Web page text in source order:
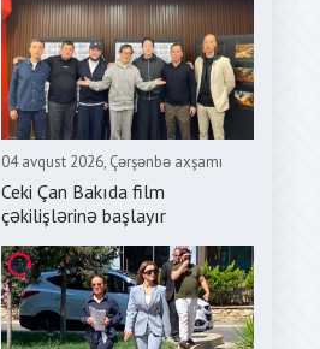
04 avqust 2026, Çərşənbə axşamı
Ceki Çan Bakıda film
çəkilişlərinə başlayır